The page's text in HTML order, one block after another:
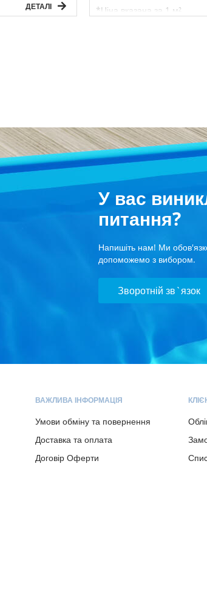
ДЕТАЛІ *Ціна вказана за 1 м²
У вас
питання?
Напишіть нам! Ми
допоможемо з вибором.
Зворотній зв`язок
ВАЖЛИВА ІНФОРМАЦІЯ
Умови обміну та повернення
Доставка та оплата
Договір Оферти